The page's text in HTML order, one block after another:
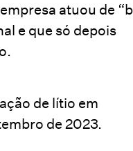
atuou de
e que só depois
de lítio em
de 2023.